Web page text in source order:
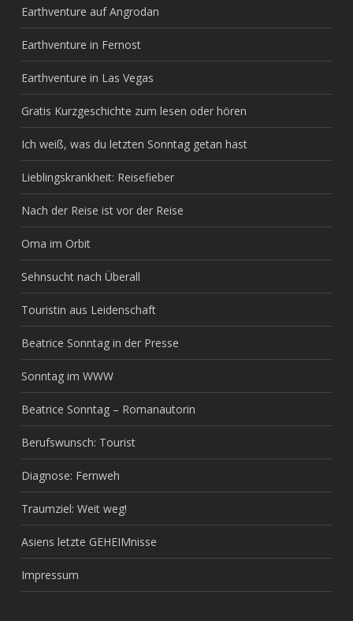
Earthventure auf Angrodan
Earthventure in Fernost
Earthventure in Las Vegas
Gratis Kurzgeschichte zum lesen oder hören
Ich weiß, was du letzten Sonntag getan hast
Lieblingskrankheit: Reisefieber
Nach der Reise ist vor der Reise
Oma im Orbit
Sehnsucht nach Überall
Touristin aus Leidenschaft
Beatrice Sonntag in der Presse
Sonntag im WWW
Beatrice Sonntag – Romanautorin
Berufswunsch: Tourist
Diagnose: Fernweh
Traumziel: Weit weg!
Asiens letzte GEHEIMnisse
Impressum